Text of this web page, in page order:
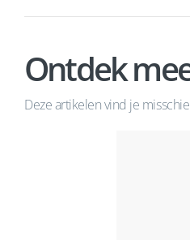
Ontdek
Deze artikelen vind je